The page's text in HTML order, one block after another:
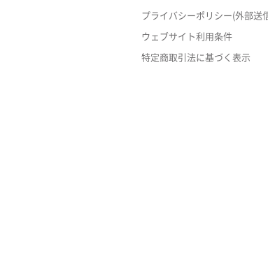
プライバシーポリシー(外部送
ウェブサイト利用条件
特定商取引法に基づく表示